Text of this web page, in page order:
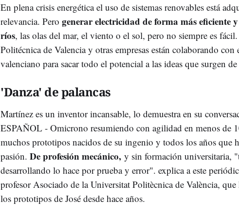
En plena crisis energética el uso de sistemas renovables está
relevancia. Pero generar electricidad de forma más eficiente
ríos, las olas del mar, el viento o el sol, pero no siempre es
Politécnica de Valencia y otras empresas están colaborando
valenciano para sacar todo el potencial a las ideas que surgen de
'Danza' de palancas
Martínez es un inventor incansable, lo demuestra en su
ESPAÑOL - Omicrono resumiendo con agilidad en menos de
muchos prototipos nacidos de su ingenio y todos los años que
pasión. De profesión mecánico, y sin formación universitaria,
desarrollando lo hace por prueba y error". explica a este
profesor Asociado de la Universitat Politècnica de València, que
los prototipos de José desde hace años.